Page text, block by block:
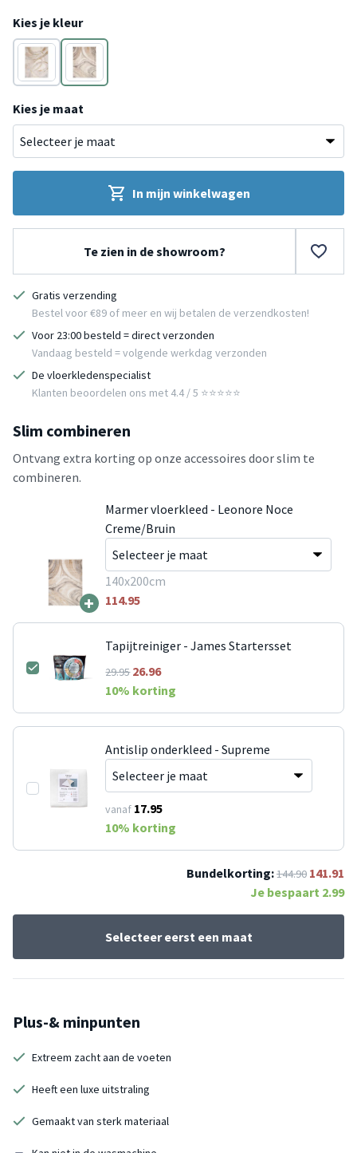
Kies je kleur
Bruin
Bruin
Kies je maat
In mijn winkelwagen
Te zien in de showroom?
Gratis verzending
Bestel voor €89 of meer en wij betalen de verzendkosten!
Voor 23:00 besteld = direct verzonden
Vandaag besteld = volgende werkdag verzonden
De vloerkledenspecialist
Klanten beoordelen ons met 4.4 / 5 ⭐⭐⭐⭐⭐
Slim combineren
Ontvang extra korting op onze accessoires door slim te
combineren.
+
Marmer vloerkleed - Leonore Noce
Creme/Bruin
140x200cm
114.95
Tapijtreiniger - James Startersset
29.9526.96
10% korting
Antislip onderkleed - Supreme
vanaf 17.95
10% korting
Bundelkorting:144.90 141.91
Je bespaart 2.99
Selecteer eerst een maat
Plus-& minpunten
Extreem zacht aan de voeten
Heeft een luxe uitstraling
Gemaakt van sterk materiaal